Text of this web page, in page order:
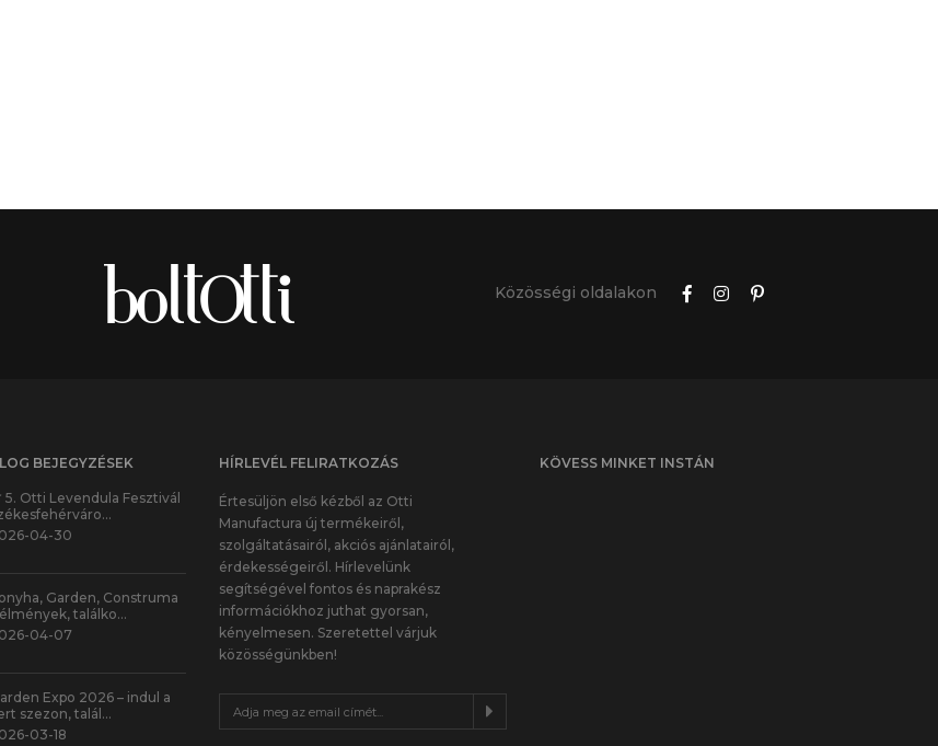
Közösségi oldalakon
BEJEGYZÉSEK
5. Otti Levendula Fesztivál
04-30
Garden, Construma
találko…
04-07
Expo 2026 – indul a
szezon, talál…
03-18
HÍRLEVÉL FELIRATKOZÁS
Értesüljön első kézből az Otti
Manufactura új termékeiről,
szolgáltatásairól, akciós ajánlatairól,
érdekességeiről. Hírlevelünk
segítségével fontos és naprakész
információkhoz juthat gyorsan,
kényelmesen. Szeretettel várjuk
közösségünkben!
KÖVESS MINKET INSTÁN